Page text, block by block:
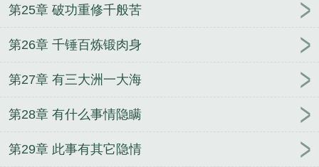
第25章 破功重修千般苦
第26章 千锤百炼锻肉身
第27章 有三大洲一大海
第28章 有什么事情隐瞒
第29章 此事有其它隐情